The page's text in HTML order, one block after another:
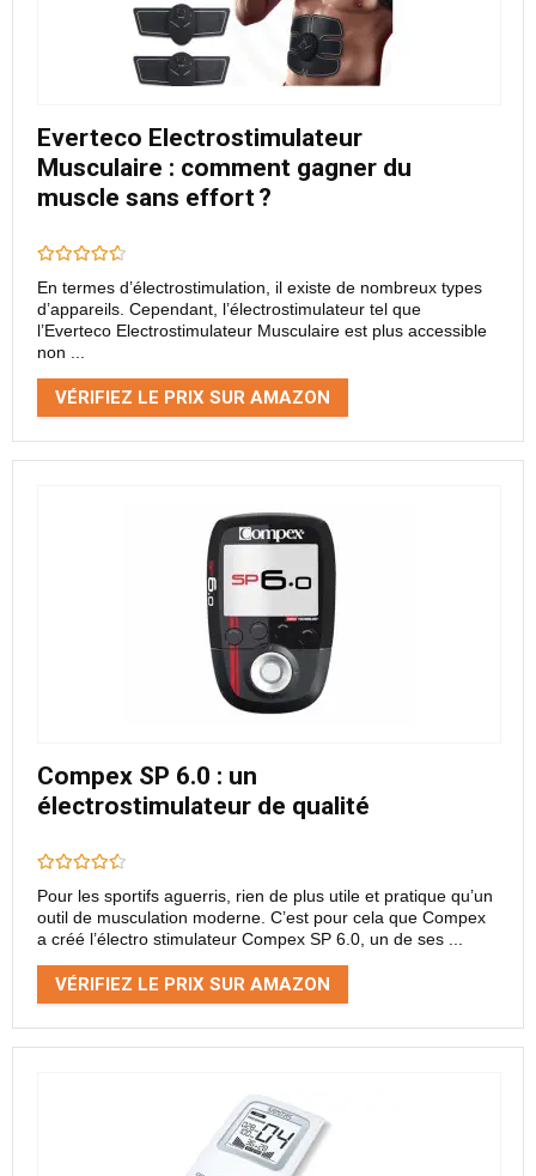
Everteco Electrostimulateur
Musculaire : comment gagner du
muscle sans effort ?
En termes d’électrostimulation, il existe de nombreux types
d’appareils. Cependant, l’électrostimulateur tel que
l’Everteco Electrostimulateur Musculaire est plus accessible
non ...
VÉRIFIEZ LE PRIX SUR AMAZON
Compex SP 6.0 : un
électrostimulateur de qualité
Pour les sportifs aguerris, rien de plus utile et pratique qu’un
outil de musculation moderne. C’est pour cela que Compex
a créé l’électro stimulateur Compex SP 6.0, un de ses ...
VÉRIFIEZ LE PRIX SUR AMAZON